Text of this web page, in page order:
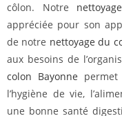
côlon. Notre
appréciée pour son
de notre nettoyage du
aux besoins de
colon Bayonne
l’hygiène de vie,
une bonne santé